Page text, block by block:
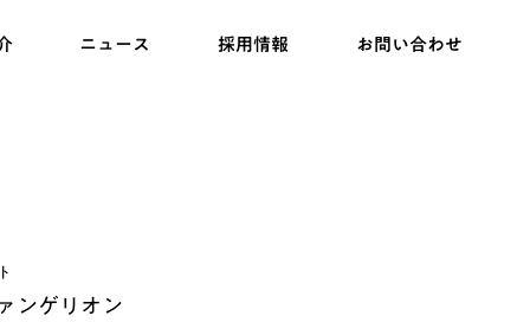
ニュース 採用情報 お問い合わせ
ンゲリオン